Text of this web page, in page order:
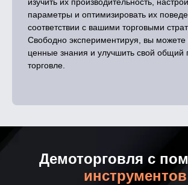
изучить их производительность,
параметры и оптимизировать их
соответствии с вашими торговыми
Свободно экспериментируя, вы можете
ценные знания и улучшить свой общий
торговле.
Демоторговля с
инструментов